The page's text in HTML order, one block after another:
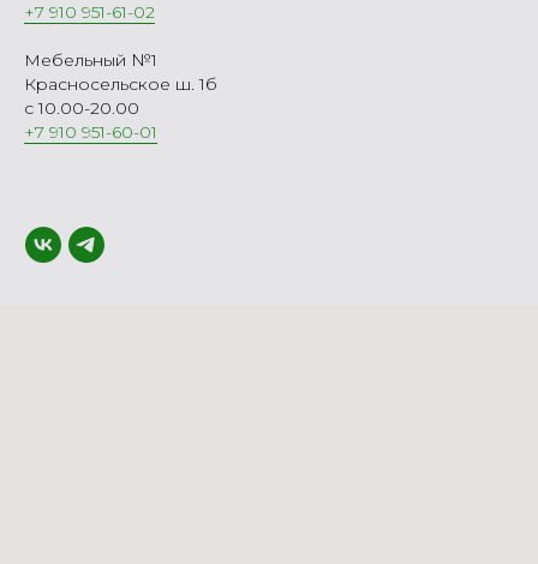
+7 910 951-61-02
Мебельный №1
Красносельское ш. 1б
с 10.00-20.00
+7 910 951-60-01